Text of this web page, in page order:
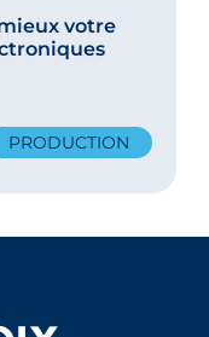
votre
PRODUCTION